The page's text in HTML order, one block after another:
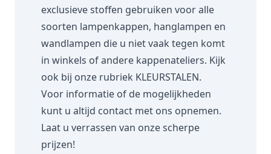
exclusieve stoffen gebruiken voor alle
soorten lampenkappen, hanglampen en
wandlampen die u niet vaak tegen komt
in winkels of andere kappenateliers. Kijk
ook bij onze rubriek KLEURSTALEN.
Voor informatie of de mogelijkheden
kunt u altijd contact met ons opnemen.
Laat u verrassen van onze scherpe
prijzen!